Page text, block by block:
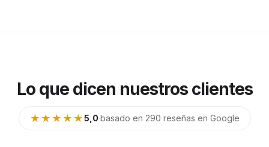
Lo que dicen nuestros clientes
★★★★★5,0·basado en 290 reseñas en Google